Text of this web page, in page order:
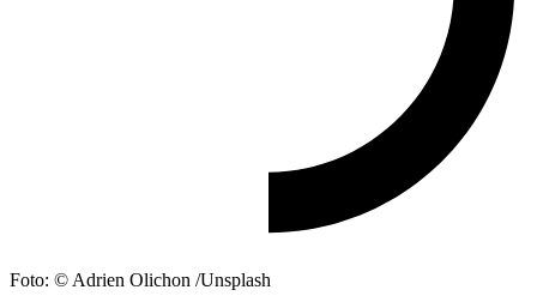
Foto: © Adrien Olichon /Unsplash